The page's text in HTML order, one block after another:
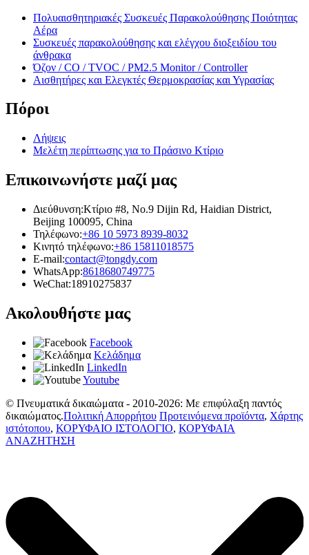
Πολυαισθητηριακές Συσκευές Παρακολούθησης Ποιότητας
Αέρα
Συσκευές παρακολούθησης και ελέγχου διοξειδίου του
άνθρακα
Όζον / CO / TVOC / PM2.5 Monitor / Controller
Αισθητήρες και Ελεγκτές Θερμοκρασίας και Υγρασίας
Πόροι
Λήψεις
Μελέτη περίπτωσης για το Πράσινο Κτίριο
Επικοινωνήστε μαζί μας
Διεύθυνση:Κτίριο #8, No.9 Dijin Rd, Haidian District,
Beijing 100095, China
Τηλέφωνο:+86 10 5973 8939-8032
Κινητό τηλέφωνο:+86 15811018575
E-mail:contact@tongdy.com
WhatsApp:8618680749775
WeChat:18910275837
Ακολουθήστε μας
Facebook
Κελάδημα
LinkedIn
Youtube
© Πνευματικά δικαιώματα - 2010-2026: Με επιφύλαξη παντός
δικαιώματος.Πολιτική Απορρήτου Προτεινόμενα προϊόντα, Χάρτης
ιστότοπου, ΚΟΡΥΦΑΙΟ ΙΣΤΟΛΟΓΙΟ, ΚΟΡΥΦΑΙΑ
ΑΝΑΖΗΤΗΣΗ